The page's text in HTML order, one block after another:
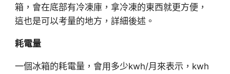
箱，會在底部有冷凍庫，拿冷凍的東西就更方便，
這也是可以考量的地方，詳細後述。
耗電量
一個冰箱的耗電量，會用多少kwh/月來表示，kwh